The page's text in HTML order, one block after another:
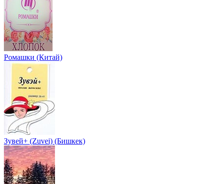
Ромашки (Китай)
Зувей+ (Zuvei) (Бишкек)